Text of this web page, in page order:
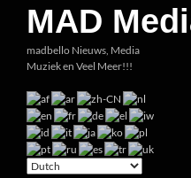
inhoud
MAD
Zoeken
madbello Nieuws, Media
Muziek en Veel Meer!!!